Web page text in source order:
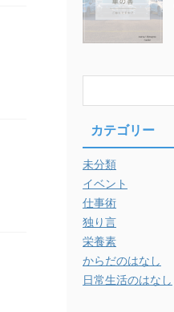
カテゴリー
未分類
イベント
仕事術
独り言
栄養素
からだのはなし
日常生活のはなし